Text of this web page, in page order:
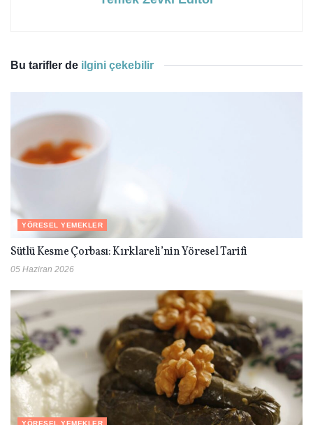
Bu tarifler de ilgini çekebilir
YÖRESEL YEMEKLER
Sütlü Kesme Çorbası: Kırklareli’nin Yöresel Tarifi
05 Haziran 2026